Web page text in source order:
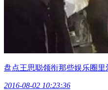
盘点王思聪领衔那些娱乐圈里
2016-08-02 10:23:36